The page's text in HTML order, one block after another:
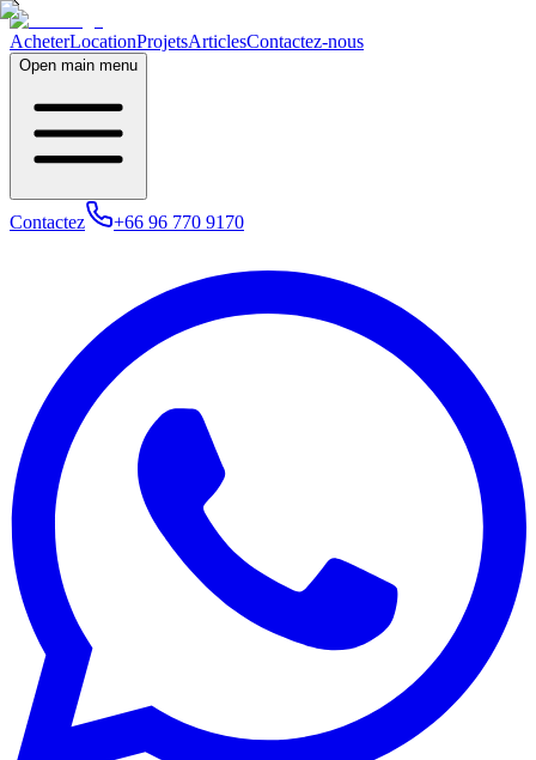
AcheterLocationProjetsArticlesContactez-nous
Open main menu
Contactez +66 96 770 9170